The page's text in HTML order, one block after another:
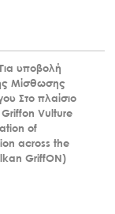
υποβολή
Μίσθωσης
Στο πλαίσιο
Vulture
of
across the
GriffON)